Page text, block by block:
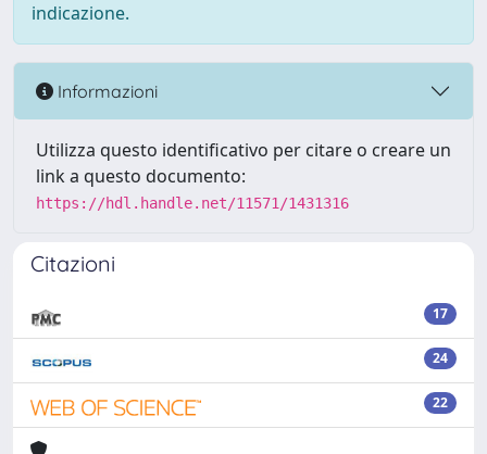
indicazione.
Informazioni
Utilizza questo identificativo per citare o creare un
link a questo documento:
https://hdl.handle.net/11571/1431316
Citazioni
17
24
22